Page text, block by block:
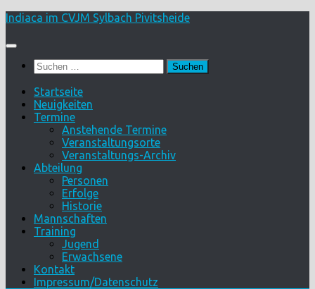
Skip
content
Indiaca im CVJM Sylbach Pivitsheide
Suchen
nach:
Startseite
Neuigkeiten
Termine
Anstehende Termine
Veranstaltungsorte
Veranstaltungs-Archiv
Abteilung
Personen
Erfolge
Historie
Mannschaften
Training
Jugend
Erwachsene
Kontakt
Impressum/Datenschutz